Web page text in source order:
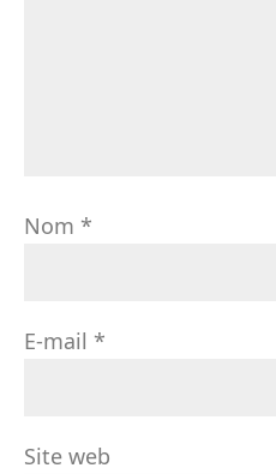
Nom *
E-mail *
Site web